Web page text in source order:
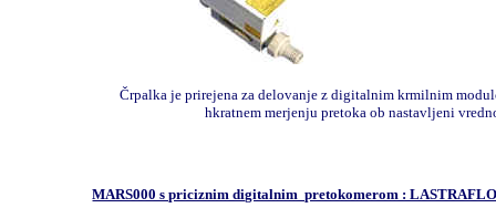
Črpalka je prirejena za delovanje z digitalnim krmilnim
hkratnem merjenju pretoka ob nastavljeni
MARS000 s priciznim digitalnim pretokomerom :